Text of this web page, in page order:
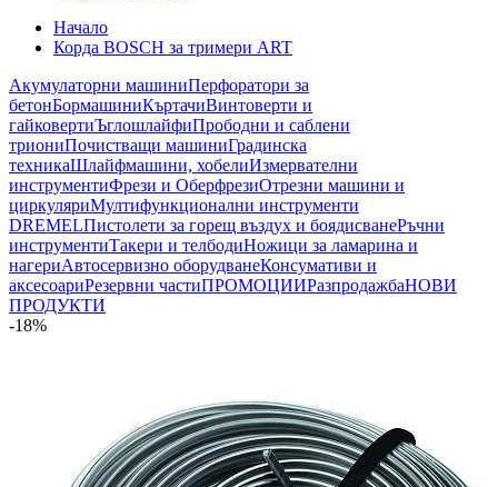
Начало
Корда BOSCH за тримери ART
Акумулаторни машиниПерфоратори за
бетонБормашиниКъртачиВинтоверти и
гайковертиЪглошлайфиПрободни и саблени
триониПочистващи машиниГрадинска
техникаШлайфмашини, хобелиИзмервателни
инструментиФрези и ОберфрезиОтрезни машини и
циркуляриМултифункционални инструменти
DREMELПистолети за горещ въздух и боядисванеРъчни
инструментиТакери и телбодиНожици за ламарина и
нагериАвтосервизно оборудванеКонсумативи и
аксесоариРезервни частиПРОМОЦИИРазпродажбаНОВИ
ПРОДУКТИ
-18%